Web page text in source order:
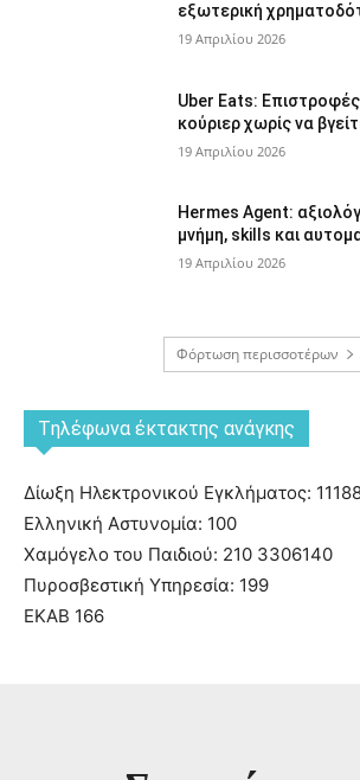
εξωτερική
19 Απριλίου 2026
Uber Eats:
κούριερ χωρίς να
19 Απριλίου 2026
Hermes Agent:
μνήμη, skills και
19 Απριλίου 2026
Φόρτωση περισσοτέρων
Tηλέφωνα έκτακτης ανάγκης
Δίωξη Ηλεκτρονικού Εγκλήματος:
Ελληνική Αστυνομία: 100
Χαμόγελο του Παιδιού: 210 3306140
Πυροσβεστική Υπηρεσία: 199
ΕΚΑΒ 166